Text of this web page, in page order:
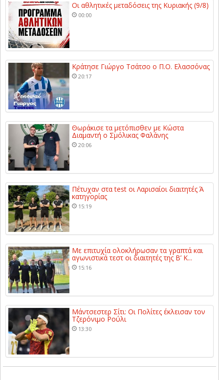
Οι αθλητικές μεταδόσεις της Κυριακής (9/8)
00:00
Κράτησε Γιώργο Τσάτσο ο Π.Ο. Ελασσόνας
20:17
Θωράκισε τα μετόπισθεν με Κώστα
Διαμαντή ο Σμόλικας Φαλάνης
20:06
Πέτυχαν στα test οι Λαρισαίοι διαιτητές Ά
κατηγορίας
15:19
Με επιτυχία ολοκλήρωσαν τα γραπτά και
αγωνιστικά τεστ οι διαιτητές της Β’ Κ...
15:16
Μάντσεστερ Σίτι: Οι Πολίτες έκλεισαν τον
Τζερόνιμο Ρούλι
13:30